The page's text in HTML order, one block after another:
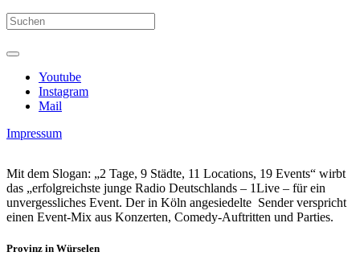
Youtube
Instagram
Mail
Impressum
Mit dem Slogan: „2 Tage, 9 Städte, 11 Locations, 19 Events“ wirbt
das „erfolgreichste junge Radio Deutschlands – 1Live – für ein
unvergessliches Event. Der in Köln angesiedelte Sender verspricht
einen Event-Mix aus Konzerten, Comedy-Auftritten und Parties.
Provinz in Würselen